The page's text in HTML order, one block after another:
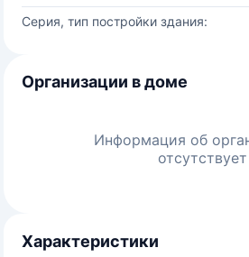
Серия, тип постройки здания:
Организации в доме
Информация об
отсутствует
Характеристики